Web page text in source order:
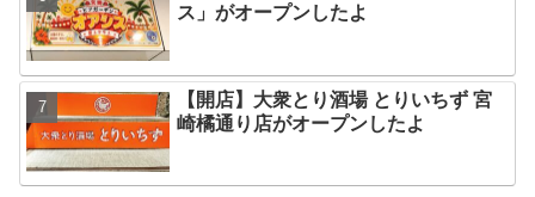
ス」がオープンしたよ
【開店】大衆とり酒場 とりいちず 宮
崎橘通り店がオープンしたよ